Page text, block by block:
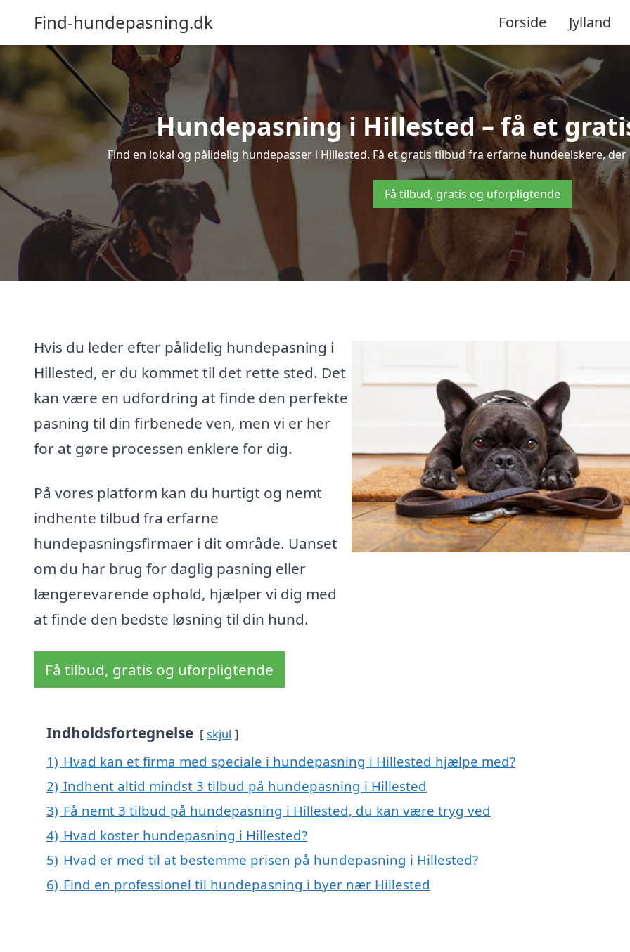
Find-hundepasning.dk Forside Jylland
Hundepasning i Hillested – få et
Find en lokal og pålidelig hundepasser i Hillested. Få et gratis tilbud fra erfarne hundeelskere,
Få tilbud, gratis og uforpligtende
Hvis du leder efter pålidelig hundepasning i
Hillested, er du kommet til det rette sted. Det
kan være en udfordring at finde den perfekte
pasning til din firbenede ven, men vi er her
for at gøre processen enklere for dig.
På vores platform kan du hurtigt og nemt
indhente tilbud fra erfarne
hundepasningsfirmaer i dit område. Uanset
om du har brug for daglig pasning eller
længerevarende ophold, hjælper vi dig med
at finde den bedste løsning til din hund.
Få tilbud, gratis og uforpligtende
Indholdsfortegnelse skjul
1) Hvad kan et firma med speciale i hundepasning i Hillested hjælpe med?
2) Indhent altid mindst 3 tilbud på hundepasning i Hillested
3) Få nemt 3 tilbud på hundepasning i Hillested, du kan være tryg ved
4) Hvad koster hundepasning i Hillested?
5) Hvad er med til at bestemme prisen på hundepasning i Hillested?
6) Find en professionel til hundepasning i byer nær Hillested